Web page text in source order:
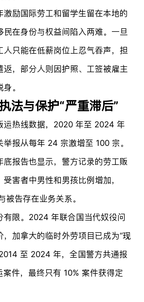
激励国际劳工和留学生留在本地的
民在身份与权益间陷入两难。一旦
人只能在低薪岗位上忍气吞声，担
返，部分人则因护照、工签被雇主
。
法与保护“严重滞后”
运热线数据，2020 年至 2024 年
报从每年 24 宗激增至 100 宗。
底报告也显示，警方记录的劳工贩
害者中男性和男孩比例增加，
被告存在业务关系。
有限。2024 年联合国当代奴役问
，加拿大的临时外劳项目已成为“现
至 2024 年，全国警方共通报
件，最终只有 10% 案件获得定